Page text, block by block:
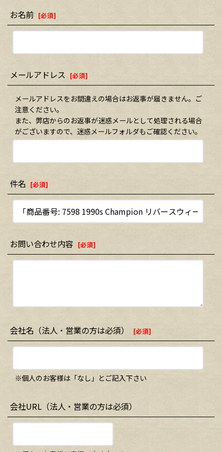
お名前 [必須]
メールアドレス [必須]
メールアドレスをお間違えの場合はお返事が届きません。ご
注意ください。
また、弊店からのお返事が迷惑メールとして処理される場合
がございますので、迷惑メールフォルダもご確認ください。
件名 [必須]
お問い合わせ内容 [必須]
会社名（法人・営業の方は必須） [必須]
※個人のお客様は「なし」とご記入下さい
会社URL（法人・営業の方は必須）